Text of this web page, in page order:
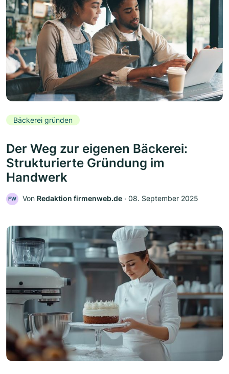
Bäckerei gründen
Der Weg zur eigenen Bäckerei:
Strukturierte Gründung im
Handwerk
FW Von Redaktion firmenweb.de ‧ 08. September 2025